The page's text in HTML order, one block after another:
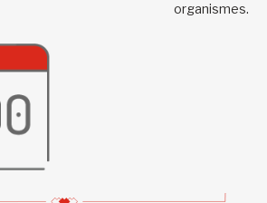
organismes.